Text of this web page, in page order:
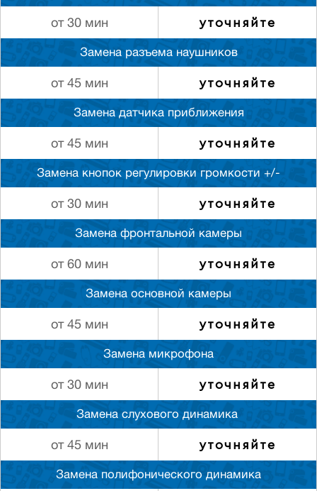
от 30 мин уточняйте
Замена разъема наушников
от 45 мин уточняйте
Замена датчика приближения
от 45 мин уточняйте
Замена кнопок регулировки громкости +/-
от 30 мин уточняйте
Замена фронтальной камеры
от 60 мин уточняйте
Замена основной камеры
от 45 мин уточняйте
Замена микрофона
от 30 мин уточняйте
Замена слуxового динамика
от 45 мин уточняйте
Замена полифонического динамика